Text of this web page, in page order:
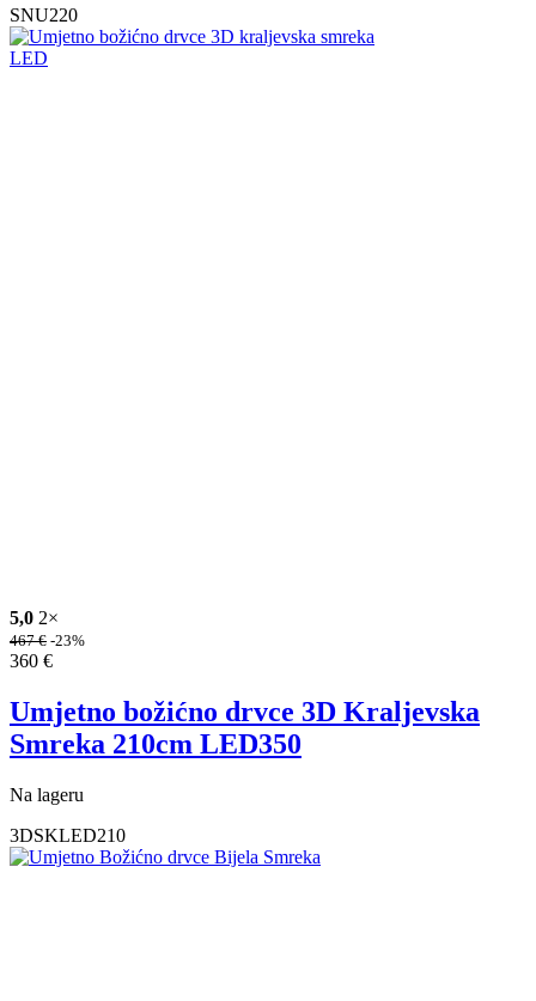
SNU220
5,0 2×
467€ -23%
360 €
Umjetno božićno drvce 3D Kraljevska
Smreka 210cm LED350
Na lageru
3DSKLED210